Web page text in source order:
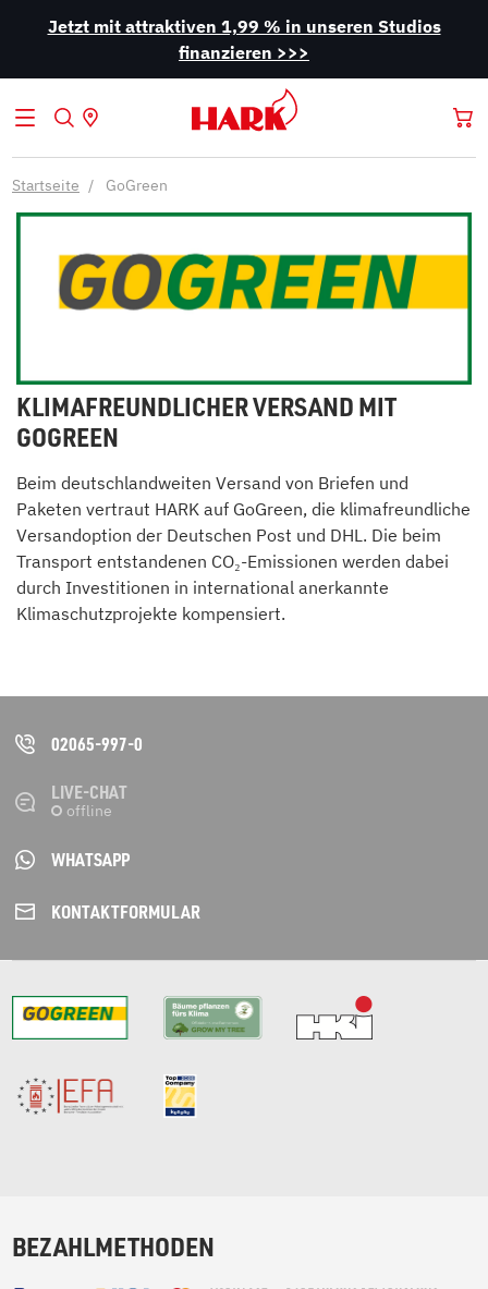
Jetzt mit attraktiven 1,99 % in unseren Studios
finanzieren >>>
Startseite GoGreen
KLIMAFREUNDLICHER VERSAND MIT
GOGREEN
Beim deutschlandweiten Versand von Briefen und
Paketen vertraut HARK auf GoGreen, die klimafreundliche
Versandoption der Deutschen Post und DHL. Die beim
Transport entstandenen CO₂-Emissionen werden dabei
durch Investitionen in international anerkannte
Klimaschutzprojekte kompensiert.
02065-997-0
LIVE-CHAT
WHATSAPP
KONTAKT­FORMULAR
BEZAHLMETHODEN